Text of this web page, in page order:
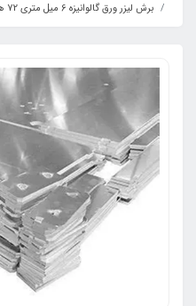
برش لیزر ورق گالوانیزه 6 میل متری 72 هزار تومان